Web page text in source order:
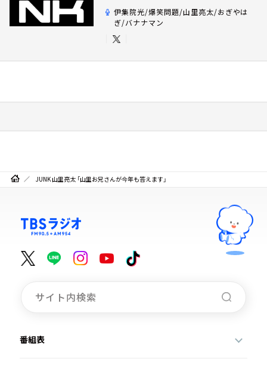
伊集院光/爆笑問題/山里亮太/おぎやは
ぎ/バナナマン
JUNK 山里亮太 「山里お兄さんが今年も答えます」
番組表